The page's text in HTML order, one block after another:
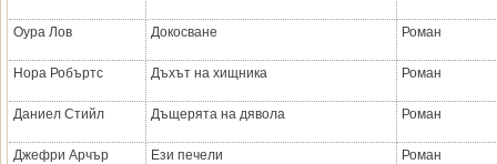
Оура Лов Докосване Роман
Нора Робъртс Дъхът на хищника Роман
Даниел Стийл Дъщерята на дявола Роман
Джефри Арчър Ези печели Роман